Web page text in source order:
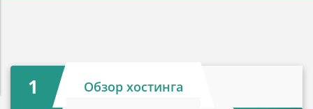
1
Обзор хостинга